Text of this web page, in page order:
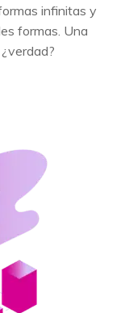
infinitas y
formas. Una